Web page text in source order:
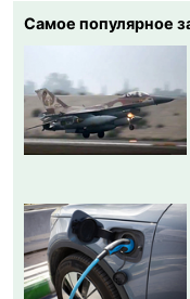
Самое популярное